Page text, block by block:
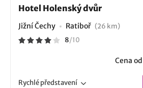
Hotel Holenský dvůr
Jižní Čechy Ratiboř (26 km)
8/10
Cena od
Rychlépředstavení